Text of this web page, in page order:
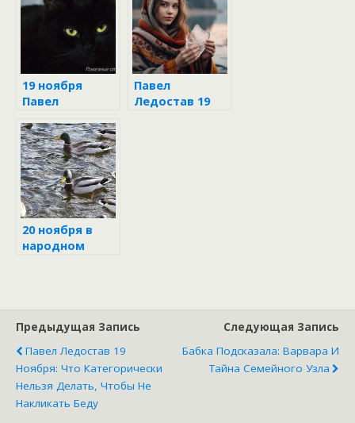
19 ноября
Павел
Павел
Ледостав 19
20 ноября в
народном
Предыдущая Запись
Павел Ледостав 19
Ноября: Что Категорически
Нельзя Делать, Чтобы Не
Накликать Беду
Следующая Запись
Бабка Подсказала: Варвара И
Тайна Семейного Узла